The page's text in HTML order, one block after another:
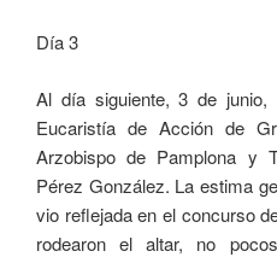
Día 3
Al día siguiente, 3 de junio,
Eucaristía de Acción de
Arzobispo de Pamplona y
Pérez González. La estima
vio reflejada en el concurso
rodearon el altar, no